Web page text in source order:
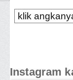
klik
Instagram